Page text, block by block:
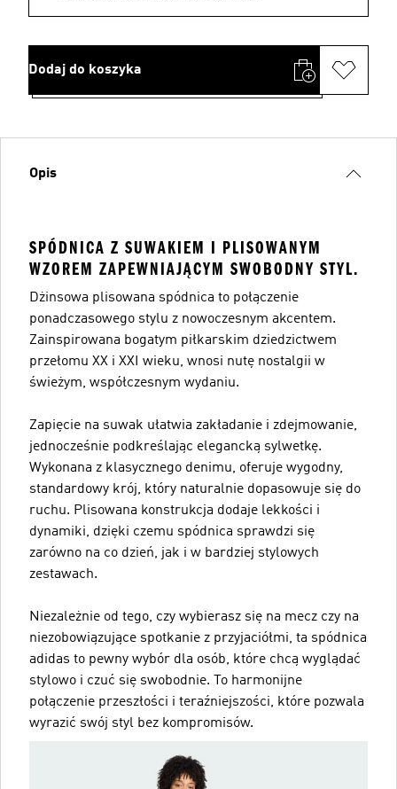
Dodaj do koszyka
Opis
SPÓDNICA Z SUWAKIEM I PLISOWANYM
WZOREM ZAPEWNIAJĄCYM SWOBODNY STYL.
Dżinsowa plisowana spódnica to połączenie
ponadczasowego stylu z nowoczesnym akcentem.
Zainspirowana bogatym piłkarskim dziedzictwem
przełomu XX i XXI wieku, wnosi nutę nostalgii w
świeżym, współczesnym wydaniu.
Zapięcie na suwak ułatwia zakładanie i zdejmowanie,
jednocześnie podkreślając elegancką sylwetkę.
Wykonana z klasycznego denimu, oferuje wygodny,
standardowy krój, który naturalnie dopasowuje się do
ruchu. Plisowana konstrukcja dodaje lekkości i
dynamiki, dzięki czemu spódnica sprawdzi się
zarówno na co dzień, jak i w bardziej stylowych
zestawach.
Niezależnie od tego, czy wybierasz się na mecz czy na
niezobowiązujące spotkanie z przyjaciółmi, ta spódnica
adidas to pewny wybór dla osób, które chcą wyglądać
stylowo i czuć się swobodnie. To harmonijne
połączenie przeszłości i teraźniejszości, które pozwala
wyrazić swój styl bez kompromisów.